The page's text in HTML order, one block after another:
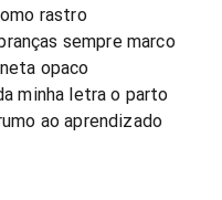
rastro
sempre marco
opaco
minha letra o parto
ao aprendizado